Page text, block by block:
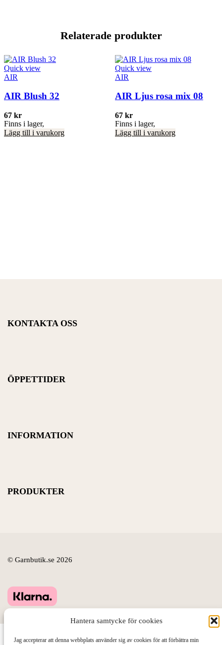
Hantera samtycke för cookies
Jag accepterar att denna webbplats använder sig av cookies för att förbättra min
Relaterade produkter
Quick view
AIR
AIR Blush 32
67 kr
Finns i lager,
Lägg till i varukorg
Quick view
AIR
AIR Ljus rosa mix 08
67 kr
Finns i lager,
Lägg till i varukorg
KONTAKTA OSS
ÖPPETTIDER
INFORMATION
PRODUKTER
© Garnbutik.se 2026